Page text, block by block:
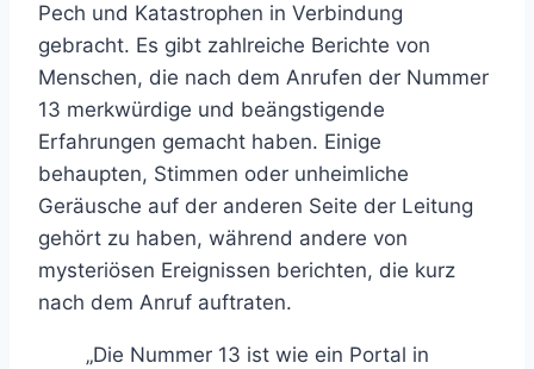
Pech und Katastrophen in Verbindung
gebracht. Es gibt zahlreiche Berichte von
Menschen, die nach dem Anrufen der Nummer
13 merkwürdige und beängstigende
Erfahrungen gemacht haben. Einige
behaupten, Stimmen oder unheimliche
Geräusche auf der anderen Seite der Leitung
gehört zu haben, während andere von
mysteriösen Ereignissen berichten, die kurz
nach dem Anruf auftraten.
„Die Nummer 13 ist wie ein Portal in